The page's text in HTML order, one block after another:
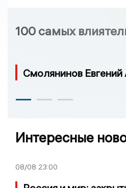
100 самых
Смолянинов
Интересные
08/08 23:00